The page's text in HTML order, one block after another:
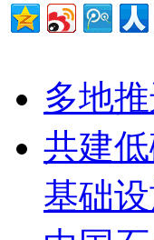
多地
共建
基础